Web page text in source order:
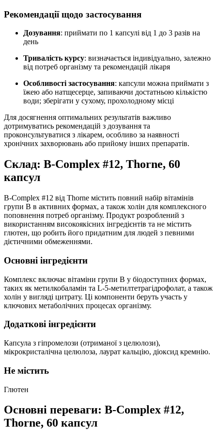
Рекомендації щодо застосування
Дозування: приймати по 1 капсулі від 1 до 3 разів на
день
Тривалість курсу: визначається індивідуально, залежно
від потреб організму та рекомендацій лікаря
Особливості застосування: капсули можна приймати з
їжею або натщесерце, запиваючи достатньою кількістю
води; зберігати у сухому, прохолодному місці
Для досягнення оптимальних результатів важливо
дотримуватись рекомендацій з дозування та
проконсультуватися з лікарем, особливо за наявності
хронічних захворювань або прийому інших препаратів.
Склад: B-Complex #12, Thorne, 60
капсул
B-Complex #12 від Thorne містить повний набір вітамінів
групи B в активних формах, а також холін для комплексного
поповнення потреб організму. Продукт розроблений з
використанням високоякісних інгредієнтів та не містить
глютен, що робить його придатним для людей з певними
дієтичними обмеженнями.
Основні інгредієнти
Комплекс включає вітаміни групи B у біодоступних формах,
таких як метилкобаламін та L-5-метилтетрагідрофолат, а також
холін у вигляді цитрату. Ці компоненти беруть участь у
ключових метаболічних процесах організму.
Додаткові інгредієнти
Капсула з гіпромелози (отриманої з целюлози),
мікрокристалічна целюлоза, лаурат кальцію, діоксид кремнію.
Не містить
Глютен
Основні переваги: B-Complex #12,
Thorne, 60 капсул